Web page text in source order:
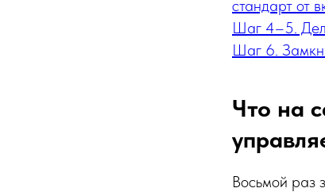
стандарт от
Шаг 4–5.
Шаг 6.
Что на
Восьмой раз